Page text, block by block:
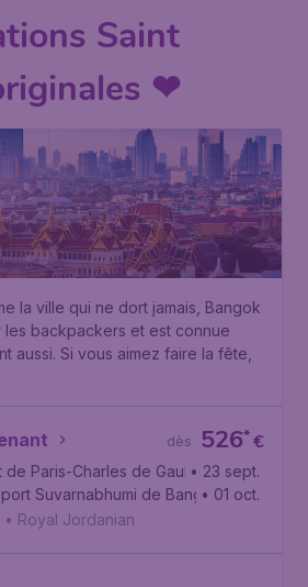
Saint
❤
la ville qui ne dort jamais, Bangok
les backpackers et est connue
aussi. Si vous aimez faire la fête,
€
526*
dès
Paris-Charles de Gaulle• 23 sept.
Suvarnabhumi de Bangkok• 01 oct.
• Royal Jordanian